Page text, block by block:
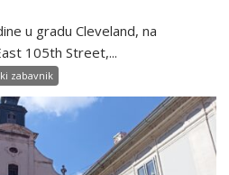
u gradu Cleveland, na
105th Street,...
zabavnik